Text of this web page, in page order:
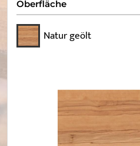
Oberfläche
Natur geölt